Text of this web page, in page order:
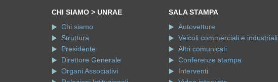
CHI SIAMO > UNRAE
Chi siamo
Struttura
Presidente
Direttore Generale
Organi Associativi
SALA STAMPA
Autovetture
Veicoli commerciali e industriali
Altri comunicati
Conferenze stampa
Interventi